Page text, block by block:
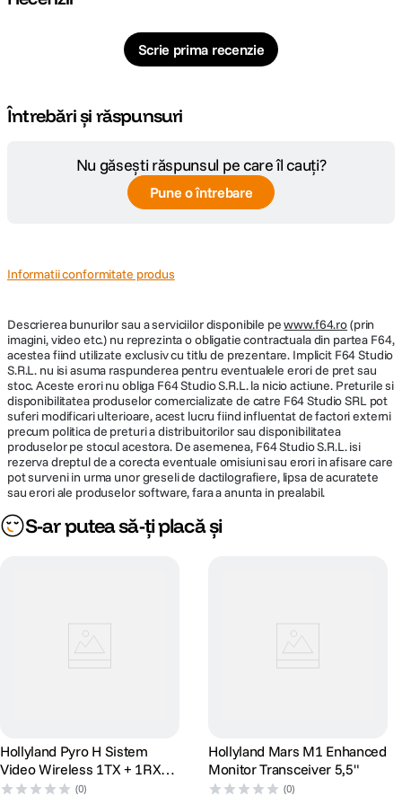
I/O audio: 1 x iesire pentru casti de 1/8" / 3,5 mm
Iesire/iesire de alimentare:
Sloturi pentru cartele SIM: Niciunul
Criptare: Niciuna
Raza de actiune: 137,2 m (linie de vizibilitate)
Interval de frecventa: US: 5 GHz
HDMI
SDI
1080p: 60/59.94/30/29.97/24/23.98
Suport timecode: Da
Putere
Putere de intrare: DC de la 7 la 16 VDC
Tip baterie: 1 x L-Series
Montare
Montare: 2 x 1/4"-20 mama
Clasificare IP: Niciunul
Certificari FCC: conform producatorului
Scrie prima recenzie
Întrebări și răspunsuri
Nu găsești răspunsul pe care îl cauți?
Pune o întrebare
Informatii conformitate produs
Descrierea bunurilor sau a serviciilor disponibile pewww.f64.ro(prin
imagini, video etc.) nu reprezinta o obligatie contractuala din partea F64,
acestea fiind utilizate exclusiv cu titlu de prezentare. Implicit F64 Studio
S.R.L. nu isi asuma raspunderea pentru eventualele erori de pret sau
stoc. Aceste erori nu obliga F64 Studio S.R.L. la nicio actiune. Preturile si
disponibilitatea produselor comercializate de catre F64 Studio SRL pot
suferi modificari ulterioare, acest lucru fiind influentat de factori externi
precum politica de preturi a distribuitorilor sau disponibilitatea
produselor pe stocul acestora. De asemenea, F64 Studio S.R.L. isi
rezerva dreptul de a corecta eventuale omisiuni sau erori in afisare care
pot surveni in urma unor greseli de dactilografiere, lipsa de acuratete
sau erori ale produselor software, fara a anunta in prealabil.
S-ar putea să-ți placă și
Hollyland Pyro H Sistem
Video Wireless 1TX + 1RX
HDMI UVC 4K30 2.4 & 5 Ghz
(0)
Hollyland Mars M1 Enhanced
Monitor Transceiver 5,5"
(0)